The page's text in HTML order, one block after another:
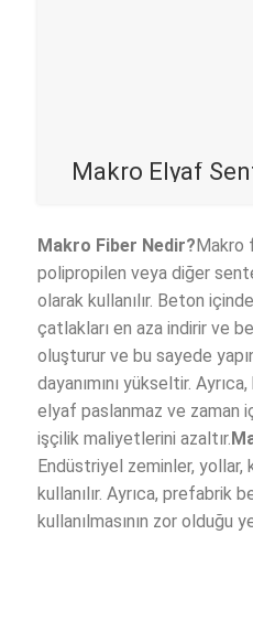
Makro Elyaf
Makro Fiber Nedir?Makro
polipropilen veya diğer
olarak kullanılır. Beton
çatlakları en aza indirir ve
oluşturur ve bu sayede
dayanımını yükseltir.
elyaf paslanmaz ve zaman
işçilik maliyetlerini azaltır.
Endüstriyel zeminler, yollar,
kullanılır. Ayrıca, prefabrik
kullanılmasının zor